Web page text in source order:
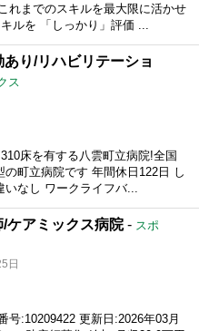
れまでのスキルを最大限に活かせ
ルを 「しっかり」評価 ...
あり/リハビリテーショ
ス
床を有する八雲町立病院!全国
町立病院です 年間休日122日 し
なし ワークライフバ...
/ケアミックス病院- スポ
日
号:10209422 更新日:2026年03月